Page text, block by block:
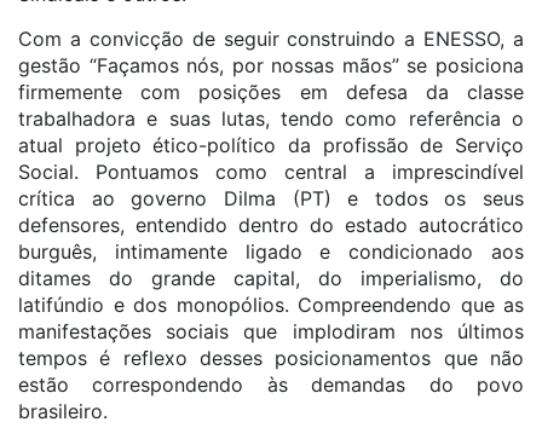
Com a convicção de seguir construindo a ENESSO, a
gestão “Façamos nós, por nossas mãos” se posiciona
firmemente com posições em defesa da classe
trabalhadora e suas lutas, tendo como referência o
atual projeto ético-político da profissão de Serviço
Social. Pontuamos como central a imprescindível
crítica ao governo Dilma (PT) e todos os seus
defensores, entendido dentro do estado autocrático
burguês, intimamente ligado e condicionado aos
ditames do grande capital, do imperialismo, do
latifúndio e dos monopólios. Compreendendo que as
manifestações sociais que implodiram nos últimos
tempos é reflexo desses posicionamentos que não
estão correspondendo às demandas do povo
brasileiro.